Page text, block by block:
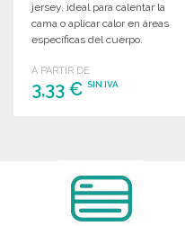
jersey, ideal para calentar la
cama o aplicar calor en áreas
específicas del cuerpo.
A PARTIR DE
3,33 € SIN IVA